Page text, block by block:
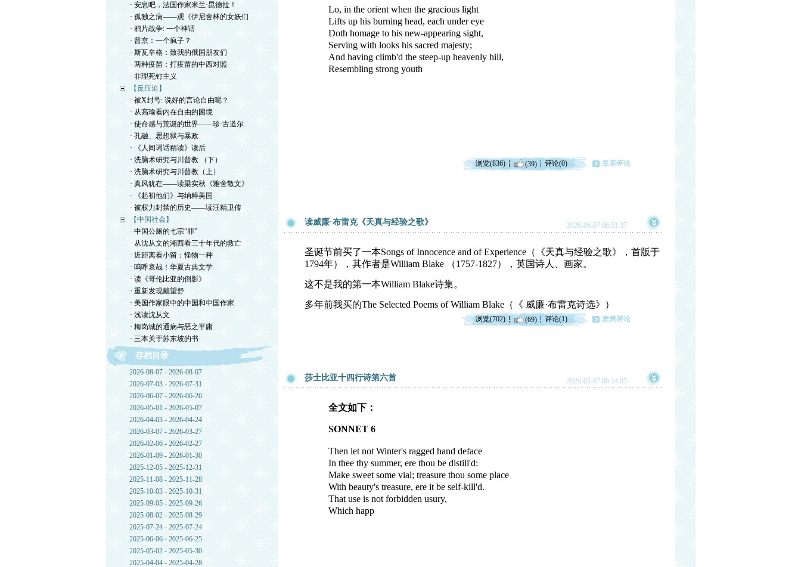
· 安息吧，法国作家米兰·昆德拉！
· 孤独之病——观《伊尼舍林的女妖们
· 鸦片战争: 一个神话
· 普京：一个疯子？
· 斯瓦辛格：致我的俄国朋友们
· 两种疫苗：打疫苗的中西对照
· 非理死钉主义
【反压迫】
· 被X封号: 说好的言论自由呢？
· 从高瑜看内在自由的困境
· 使命感与荒诞的世界——珍·古道尔
· 孔融、思想狱与暴政
· 《人间词话精读》读后
· 洗脑术研究与川普教 （下）
· 洗脑术研究与川普教（上）
· 真风犹在——读梁实秋《雅舍散文》
· 《起初他们》与纳粹美国
· 被权力封禁的历史——读汪精卫传
【中国社会】
· 中国公厕的七宗“罪”
· 从沈从文的湘西看三十年代的救亡
· 近距离看小留：怪物一种
· 呜呼哀哉！华夏古典文学
· 读《哥伦比亚的倒影》
· 重新发现戴望舒
· 美国作家眼中的中国和中国作家
· 浅读沈从文
· 梅岗城的通病与恶之平庸
· 三本关于苏东坡的书
存档目录
2026-08-07 - 2026-08-07
2026-07-03 - 2026-07-31
2026-06-07 - 2026-06-26
2026-05-01 - 2026-05-07
2026-04-03 - 2026-04-24
2026-03-07 - 2026-03-27
2026-02-06 - 2026-02-27
2026-01-09 - 2026-01-30
2025-12-05 - 2025-12-31
2025-11-08 - 2025-11-28
2025-10-03 - 2025-10-31
2025-09-05 - 2025-09-26
2025-08-02 - 2025-08-29
2025-07-24 - 2025-07-24
2025-06-06 - 2025-06-25
2025-05-02 - 2025-05-30
2025-04-04 - 2025-04-28
Lo, in the orient when the gracious light
Lifts up his burning head, each under eye
Doth homage to his new-appearing sight,
Serving with looks his sacred majesty;
And having climb'd the steep-up heavenly hill,
Resembling strong youth
浏览(836) (39) 评论(0) 发表评论
读威廉·布雷克《天真与经验之歌》 2026-06-07 06:51:37
圣诞节前买了一本Songs of Innocence and of Experience（《天真与经验之歌》，首版于
1794年），其作者是William Blake （1757-1827），英国诗人、画家。
这不是我的第一本William Blake诗集。
多年前我买的The Selected Poems of William Blake（《 威廉·布雷克诗选》）
浏览(702) (69) 评论(1) 发表评论
莎士比亚十四行诗第六首 2026-05-07 06:14:05
全文如下：
SONNET 6
Then let not Winter's ragged hand deface
In thee thy summer, ere thou be distill'd:
Make sweet some vial; treasure thou some place
With beauty's treasure, ere it be self-kill'd.
That use is not forbidden usury,
Which happ